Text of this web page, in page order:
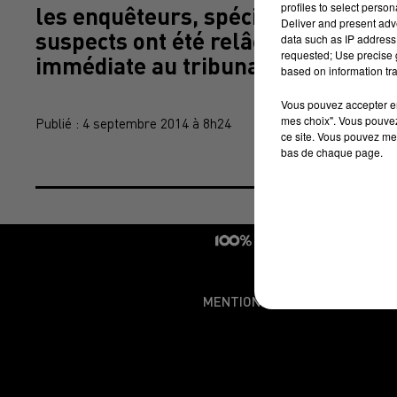
les enquêteurs, spécialisés dans
suspects ont été relâchés
immédiate au tribunal de
Publié : 4 septembre 2014 à 8h24
MENTIONS LÉGALES
profiles to select
Deliver and present
data such as IP
requested; Use precise
based on information
Vous pouvez accepter
mes choix". Vous
ce site. Vous pouvez
bas de chaque page.